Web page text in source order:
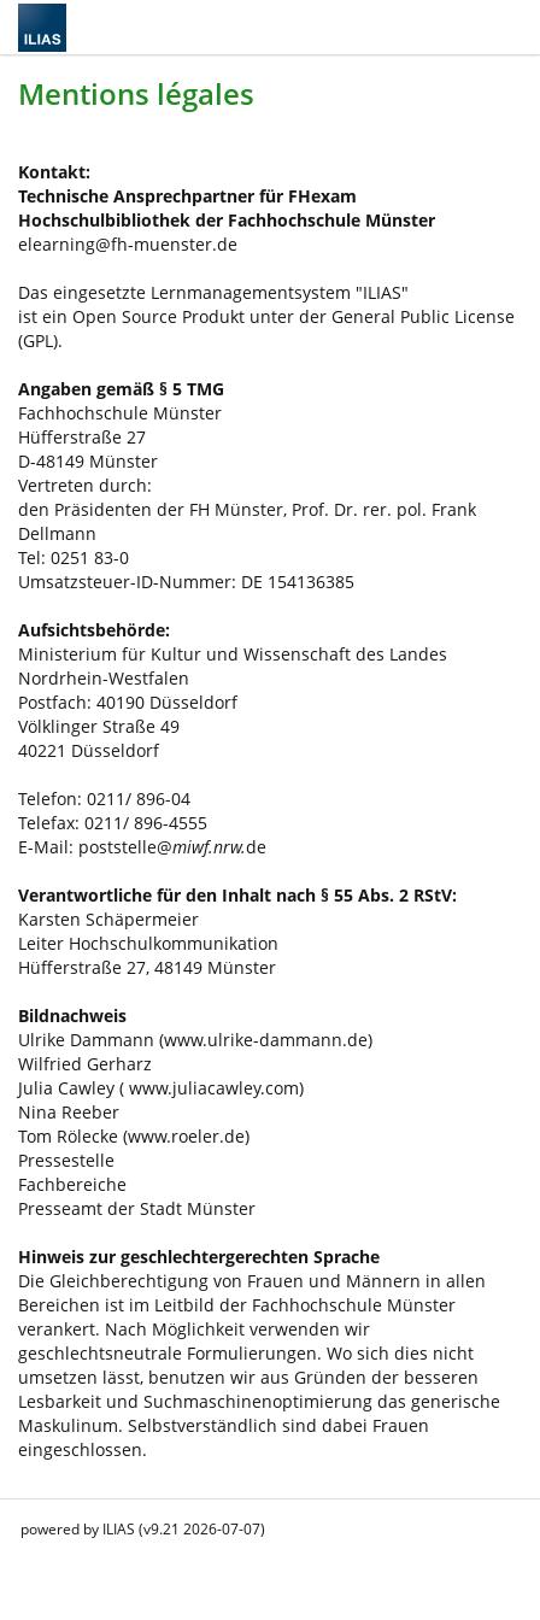
Mentions légales
Kontakt:
Technische Ansprechpartner für FHexam
Hochschulbibliothek der Fachhochschule Münster
elearning@fh-muenster.de
Das eingesetzte Lernmanagementsystem "ILIAS"
ist ein Open Source Produkt unter der General Public License
(GPL).
Angaben gemäß § 5 TMG
Fachhochschule Münster
Hüfferstraße 27
D-48149 Münster
Vertreten durch:
den Präsidenten der FH Münster, Prof. Dr. rer. pol. Frank
Dellmann
Tel: 0251 83-0
Umsatzsteuer-ID-Nummer: DE 154136385
Aufsichtsbehörde:
Ministerium für Kultur und Wissenschaft des Landes
Nordrhein-Westfalen
Postfach: 40190 Düsseldorf
Völklinger Straße 49
40221 Düsseldorf
Telefon: 0211/ 896-04
Telefax: 0211/ 896-4555
E-Mail: poststelle@miwf.nrw.de
Verantwortliche für den Inhalt nach § 55 Abs. 2 RStV:
Karsten Schäpermeier
Leiter Hochschulkommunikation
Hüfferstraße 27, 48149 Münster
Bildnachweis
Ulrike Dammann (www.ulrike-dammann.de)
Wilfried Gerharz
Julia Cawley ( www.juliacawley.com)
Nina Reeber
Tom Rölecke (www.roeler.de)
Pressestelle
Fachbereiche
Presseamt der Stadt Münster
Hinweis zur geschlechtergerechten Sprache
Die Gleichberechtigung von Frauen und Männern in allen
Bereichen ist im Leitbild der Fachhochschule Münster
verankert. Nach Möglichkeit verwenden wir
geschlechtsneutrale Formulierungen. Wo sich dies nicht
umsetzen lässt, benutzen wir aus Gründen der besseren
Lesbarkeit und Suchmaschinenoptimierung das generische
Maskulinum. Selbstverständlich sind dabei Frauen
eingeschlossen.
powered by ILIAS (v9.21 2026-07-07)